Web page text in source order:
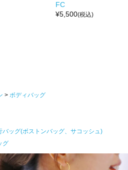
FC
¥5,500(税込)
ボディバッグ
ッグ(ボストンバッグ、サコッシュ)
グ